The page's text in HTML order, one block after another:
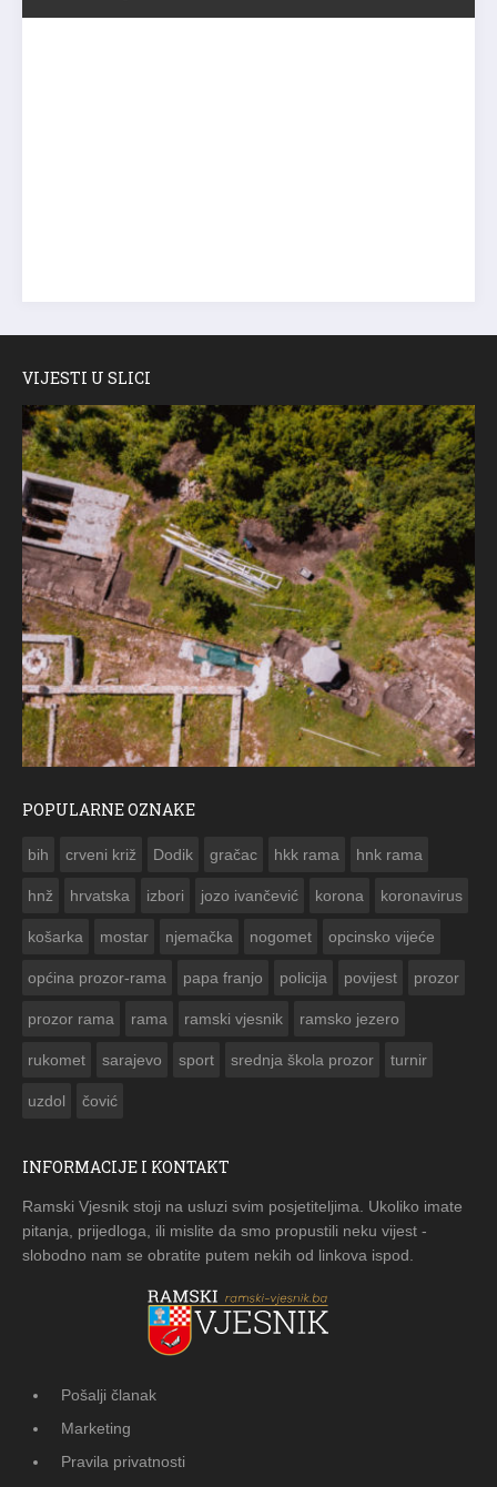
VIJESTI U SLICI
POPULARNE OZNAKE
bih crveni križ Dodik gračac hkk rama hnk rama
hnž hrvatska izbori jozo ivančević korona koronavirus
košarka mostar njemačka nogomet opcinsko vijeće
općina prozor-rama papa franjo policija povijest prozor
prozor rama rama ramski vjesnik ramsko jezero
rukomet sarajevo sport srednja škola prozor turnir
uzdol čović
INFORMACIJE I KONTAKT
Ramski Vjesnik stoji na usluzi svim posjetiteljima. Ukoliko imate
pitanja, prijedloga, ili mislite da smo propustili neku vijest -
slobodno nam se obratite putem nekih od linkova ispod.
Pošalji članak
Marketing
Pravila privatnosti